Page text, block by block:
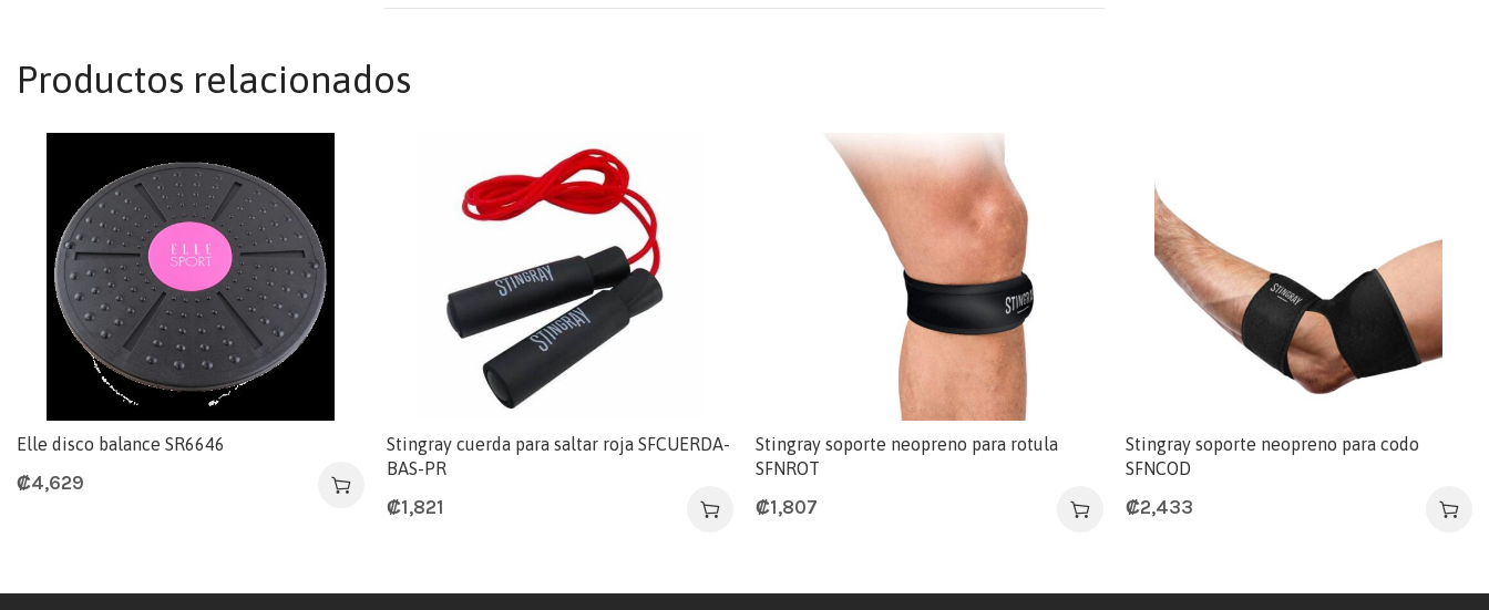
Productos relacionados
Elle disco balance SR6646
₡4,629
Stingray cuerda para saltar roja SFCUERDA-
BAS-PR
₡1,821
Stingray soporte neopreno para rotula
SFNROT
₡1,807
Stingray soporte neopreno para codo
SFNCOD
₡2,433